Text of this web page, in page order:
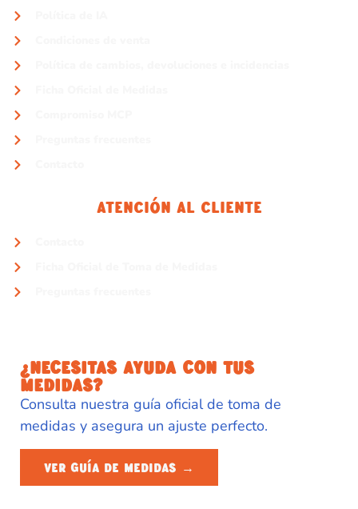
Atención Al Cliente
¿NECESITAS AYUDA CON TUS
MEDIDAS?
Consulta nuestra guía oficial de toma de
medidas y asegura un ajuste perfecto.
VER GUÍA DE MEDIDAS →